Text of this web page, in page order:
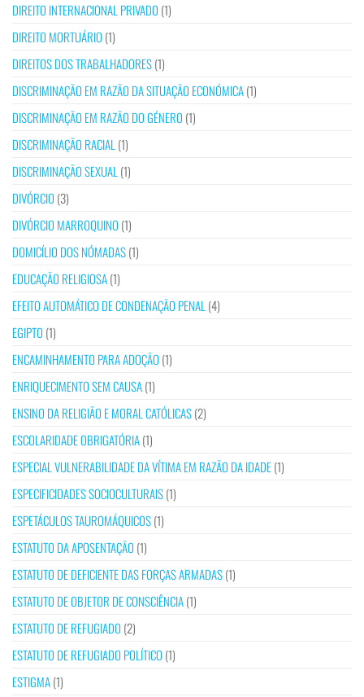
DIREITO INTERNACIONAL PRIVADO (1)
DIREITO MORTUÁRIO (1)
DIREITOS DOS TRABALHADORES(1)
DISCRIMINAÇÃO EM RAZÃO DA SITUAÇÃO ECONÓMICA(1)
DISCRIMINAÇÃO EM RAZÃO DO GÉNERO (1)
DISCRIMINAÇÃO RACIAL (1)
DISCRIMINAÇÃO SEXUAL (1)
DIVÓRCIO (3)
DIVÓRCIO MARROQUINO (1)
DOMICÍLIO DOS NÓMADAS(1)
EDUCAÇÃO RELIGIOSA(1)
EFEITO AUTOMÁTICO DE CONDENAÇÃO PENAL (4)
EGIPTO (1)
ENCAMINHAMENTO PARA ADOÇÃO (1)
ENRIQUECIMENTO SEM CAUSA(1)
ENSINO DA RELIGIÃO E MORAL CATÓLICAS(2)
ESCOLARIDADE OBRIGATÓRIA(1)
ESPECIAL VULNERABILIDADE DA VÍTIMA EM RAZÃO DA IDADE(1)
ESPECIFICIDADES SOCIOCULTURAIS(1)
ESPETÁCULOS TAUROMÁQUICOS(1)
ESTATUTO DA APOSENTAÇÃO (1)
ESTATUTO DE DEFICIENTE DAS FORÇAS ARMADAS(1)
ESTATUTO DE OBJETOR DE CONSCIÊNCIA(1)
ESTATUTO DE REFUGIADO (2)
ESTATUTO DE REFUGIADO POLÍTICO (1)
ESTIGMA(1)